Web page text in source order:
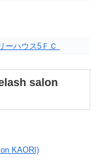
ーハウス5ＦＣ
salon
KAORI)